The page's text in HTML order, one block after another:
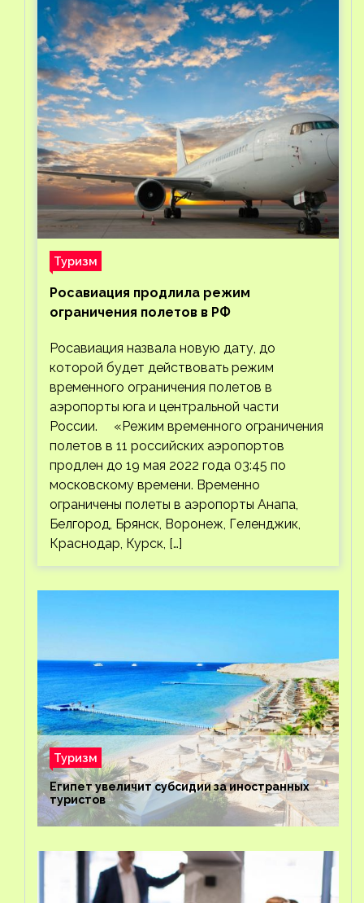
Туризм
Росавиация продлила режим
ограничения полетов в РФ
Росавиация назвала новую дату, до
которой будет действовать режим
временного ограничения полетов в
аэропорты юга и центральной части
России. «Режим временного ограничения
полетов в 11 российских аэропортов
продлен до 19 мая 2022 года 03:45 по
московскому времени. Временно
ограничены полеты в аэропорты Анапа,
Белгород, Брянск, Воронеж, Геленджик,
Краснодар, Курск, […]
Туризм
Египет увеличит субсидии за иностранных
туристов